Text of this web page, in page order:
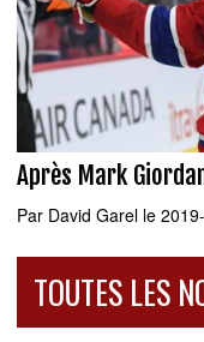
Après Mark
Par David Garel le
TOUTES LES